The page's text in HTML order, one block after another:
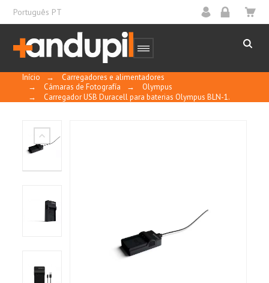
Português PT
Início →
Carregadores e alimentadores
→
Cámaras de Fotografía →
Olympus
→
Carregador USB Duracell para baterias Olympus BLN-1.